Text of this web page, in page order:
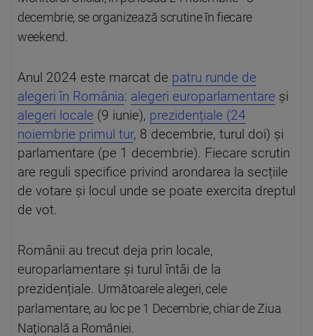
decembrie, se organizează scrutine în fiecare
weekend.
Anul 2024 este marcat de patru runde de
alegeri în România: alegeri europarlamentare și
alegeri locale (9 iunie), prezidențiale (24
noiembrie primul tur, 8 decembrie, turul doi) și
parlamentare (pe 1 decembrie). Fiecare scrutin
are reguli specifice privind arondarea la secțiile
de votare și locul unde se poate exercita dreptul
de vot.
Românii au trecut deja prin locale,
europarlamentare și turul întâi de la
prezidențiale. Următoarele alegeri, cele
parlamentare, au loc pe 1 Decembrie, chiar de Ziua
Națională a României.